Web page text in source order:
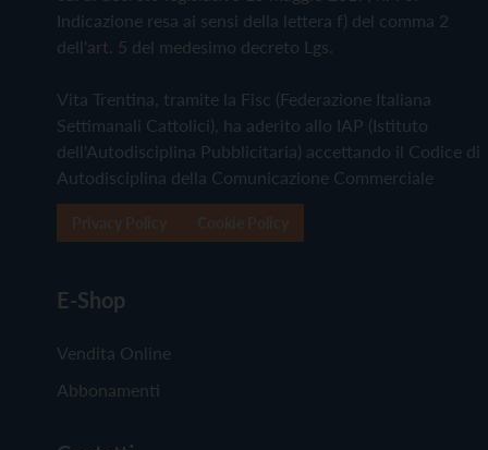
Indicazione resa ai sensi della lettera f) del comma 2
dell'art. 5 del medesimo decreto Lgs.
Vita Trentina, tramite la Fisc (Federazione Italiana
Settimanali Cattolici), ha aderito allo IAP (Istituto
dell'Autodisciplina Pubblicitaria) accettando il Codice di
Autodisciplina della Comunicazione Commerciale
E-Shop
Vendita Online
Abbonamenti